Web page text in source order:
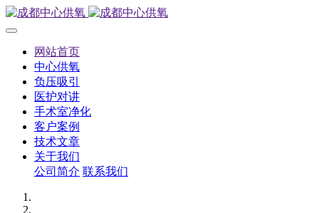
网站首页
中心供氧
负压吸引
医护对讲
手术室净化
客户案例
技术文章
关于我们
公司简介 联系我们